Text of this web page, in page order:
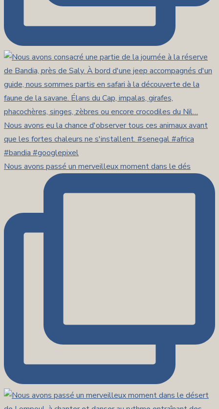
Nous avons passé un merveilleux moment dans le dés